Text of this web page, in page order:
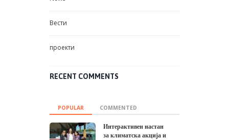
Вести
проекти
RECENT COMMENTS
POPULAR COMMENTED
Интерактивен настан
за климатска акција и